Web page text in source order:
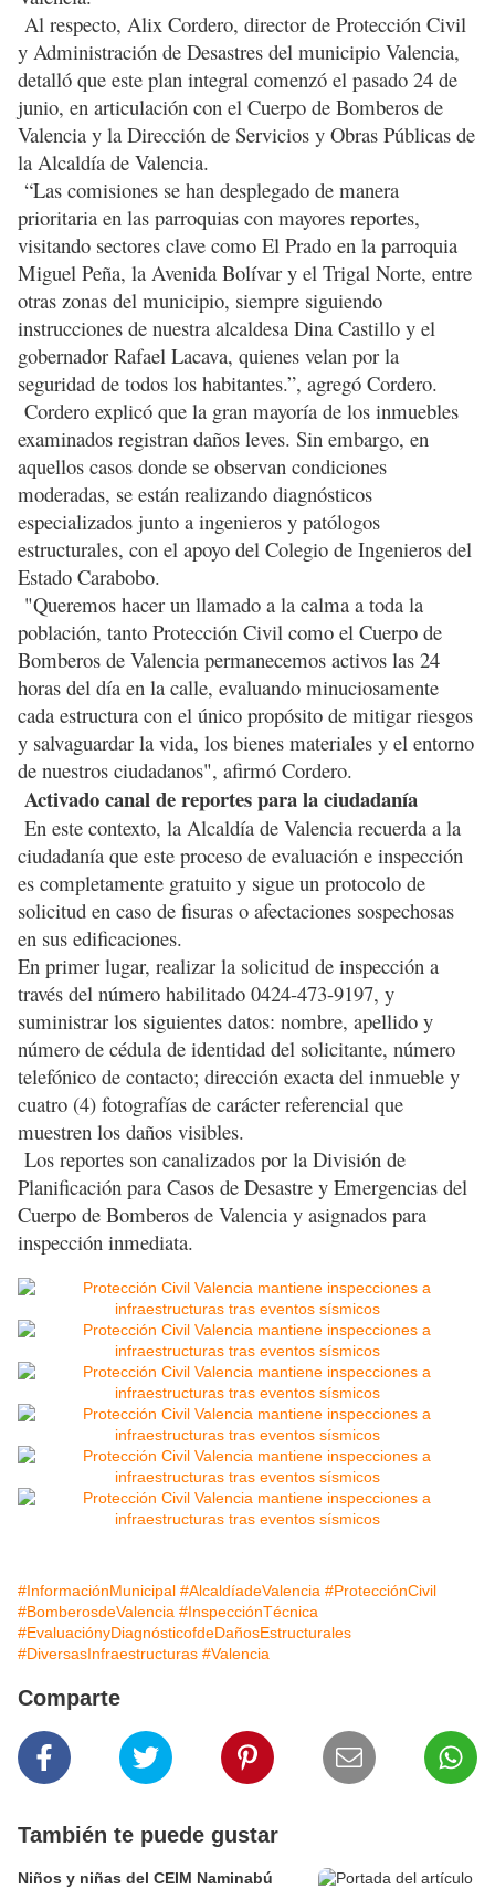
Al respecto, Alix Cordero, director de Protección Civil
y Administración de Desastres del municipio Valencia,
detalló que este plan integral comenzó el pasado 24 de
junio, en articulación con el Cuerpo de Bomberos de
Valencia y la Dirección de Servicios y Obras Públicas de
la Alcaldía de Valencia.
“Las comisiones se han desplegado de manera
prioritaria en las parroquias con mayores reportes,
visitando sectores clave como El Prado en la parroquia
Miguel Peña, la Avenida Bolívar y el Trigal Norte, entre
otras zonas del municipio, siempre siguiendo
instrucciones de nuestra alcaldesa Dina Castillo y el
gobernador Rafael Lacava, quienes velan por la
seguridad de todos los habitantes.”, agregó Cordero.
Cordero explicó que la gran mayoría de los inmuebles
examinados registran daños leves. Sin embargo, en
aquellos casos donde se observan condiciones
moderadas, se están realizando diagnósticos
especializados junto a ingenieros y patólogos
estructurales, con el apoyo del Colegio de Ingenieros del
Estado Carabobo.
"Queremos hacer un llamado a la calma a toda la
población, tanto Protección Civil como el Cuerpo de
Bomberos de Valencia permanecemos activos las 24
horas del día en la calle, evaluando minuciosamente
cada estructura con el único propósito de mitigar riesgos
y salvaguardar la vida, los bienes materiales y el entorno
de nuestros ciudadanos", afirmó Cordero.
Activado canal de reportes para la ciudadanía
En este contexto, la Alcaldía de Valencia recuerda a la
ciudadanía que este proceso de evaluación e inspección
es completamente gratuito y sigue un protocolo de
solicitud en caso de fisuras o afectaciones sospechosas
en sus edificaciones.
En primer lugar, realizar la solicitud de inspección a
través del número habilitado 0424-473-9197, y
suministrar los siguientes datos: nombre, apellido y
número de cédula de identidad del solicitante, número
telefónico de contacto; dirección exacta del inmueble y
cuatro (4) fotografías de carácter referencial que
muestren los daños visibles.
Los reportes son canalizados por la División de
Planificación para Casos de Desastre y Emergencias del
Cuerpo de Bomberos de Valencia y asignados para
inspección inmediata.
#InformaciónMunicipal #AlcaldíadeValencia #ProtecciónCivil
#BomberosdeValencia #InspecciónTécnica
#EvaluaciónyDiagnósticofdeDañosEstructurales
#DiversasInfraestructuras #Valencia
Comparte
También te puede gustar
Niños y niñas del CEIM Naminabú